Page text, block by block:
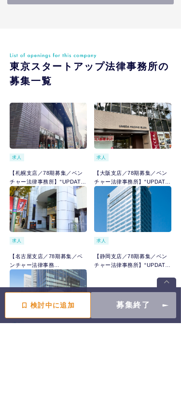
東京スタートアップ法律事務所の
募集一覧
求人
【札幌支店／78期募集／ベン
チャー法律事務所】“UPDATE
JAPAN.”をビジョンに掲げ急
成長で全国展開している総合
型法律事務所
求人
【大阪支店／78期募集／ベン
チャー法律事務所】“UPDATE
JAPAN.”をビジョンに掲げ急
成長で全国展開している総合
型法律事務所
求人
【名古屋支店／78期募集／ベ
ンチャー法律事務
所】“UPDATE JAPAN.”をビジ
ョンに掲げ急成長で全国展開
している総合型法律事務所
求人
【静岡支店／78期募集／ベン
チャー法律事務所】“UPDATE
成長で全国展開している総合
型法律事務所
求人
検討中に追加 募集終了